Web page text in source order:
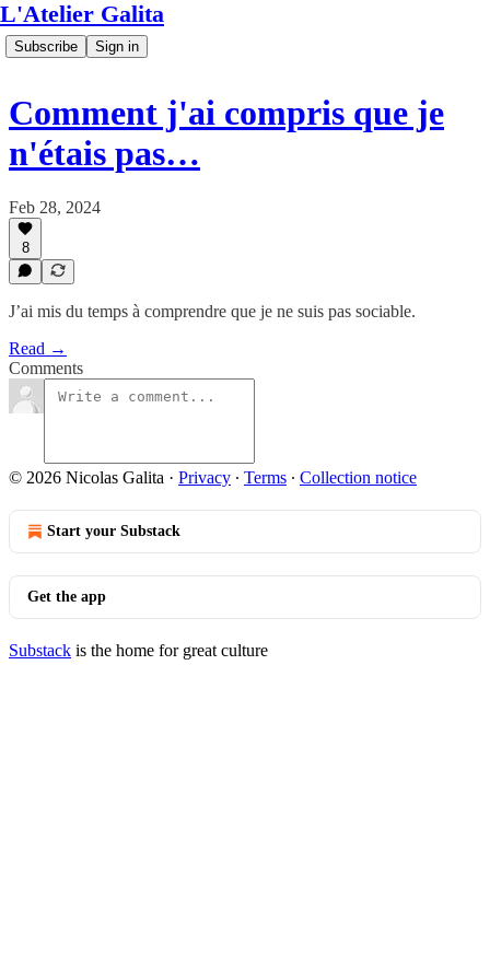
L'Atelier Galita
Subscribe Sign in
Comment j'ai compris que je
n'étais pas…
Feb 28, 2024
8
J’ai mis du temps à comprendre que je ne suis pas sociable.
Read →
Comments
© 2026 Nicolas Galita · Privacy ∙ Terms ∙ Collection notice
Start your Substack
Get the app
Substack is the home for great culture